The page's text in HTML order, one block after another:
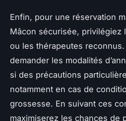
Enfin, pour une réservation
Mâcon sécurisée, privilégiez
ou les thérapeutes
demander les modalités
si des précautions
notamment en cas de
grossesse. En suivant ces
maximiserez les chances de